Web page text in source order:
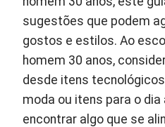
sugestões que podem
gostos e estilos. Ao
homem 30 anos,
desde itens
moda ou itens para o dia
encontrar algo que se